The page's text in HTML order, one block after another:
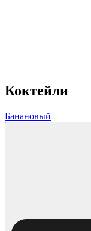
Коктейли
Банановый